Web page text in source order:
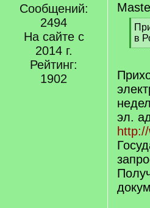
Сообщений:
2494
На сайте с
2014 г.
Рейтинг:
1902
[
q
]
в
[
q
]
эл.